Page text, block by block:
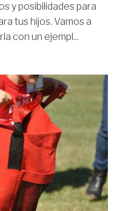
y posibilidades para
tus hijos. Vamos a
con un ejempl...